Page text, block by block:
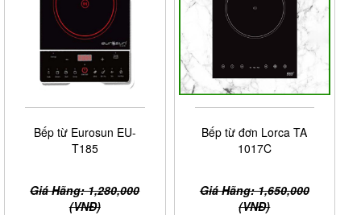
Bếp từ Eurosun EU-
T185
Giá Hãng: 1,280,000
(VNĐ)
Bếp từ đơn Lorca TA
1017C
Giá Hãng: 1,650,000
(VNĐ)